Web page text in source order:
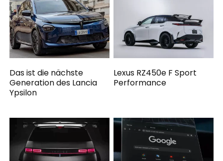
Das ist die nächste
Generation des Lancia
Ypsilon
Lexus RZ450e F Sport
Performance